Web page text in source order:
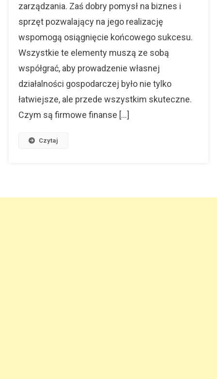
zarządzania. Zaś dobry pomysł na biznes i
sprzęt pozwalający na jego realizację
wspomogą osiągnięcie końcowego sukcesu.
Wszystkie te elementy muszą ze sobą
współgrać, aby prowadzenie własnej
działalności gospodarczej było nie tylko
łatwiejsze, ale przede wszystkim skuteczne.
Czym są firmowe finanse […]
Czytaj